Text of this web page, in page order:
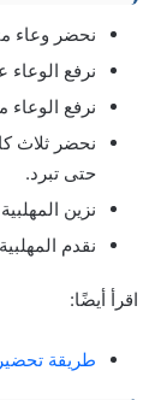
نحضر وعاء
نرفع
نرفع
نحضر ثلاث
حتى تبرد.
نزين
نقدم
اقرأ أيضًا:
طريقة